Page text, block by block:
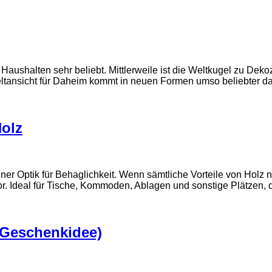
sehr beliebt. Mittlerweile ist die Weltkugel zu
für Daheim kommt in neuen Formen umso beliebter
Optik für Behaglichkeit. Wenn sämtliche Vorteile von Holz
Ideal für Tische, Kommoden, Ablagen und sonstige